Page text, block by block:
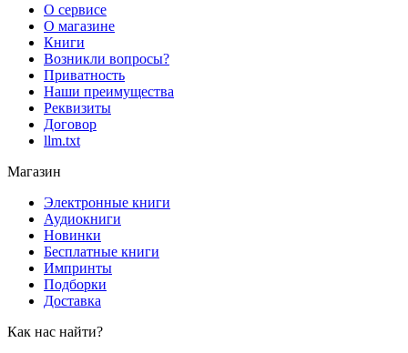
О сервисе
О магазине
Книги
Возникли вопросы?
Приватность
Наши преимущества
Реквизиты
Договор
llm.txt
Магазин
Электронные книги
Аудиокниги
Новинки
Бесплатные книги
Импринты
Подборки
Доставка
Как нас найти?